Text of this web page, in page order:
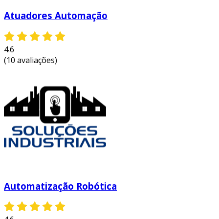
empresas de automação industrial
uma ampla gama de soluções. entre elas,
podemos citar:
(scada): permitem o monitoramento e
controladores lógicos programáveis
(clps)
: dispositivos que automatizam
operações em linha de produção.
sensores e atuadores
essenciais que coletam dados e realizam
robótica industrial: uso de robôs para
realizar tarefas repetitivas e precisas em
ambientes industriais.
Atuadores Automação
4.6
(10 avaliações)
Automatização Robótica